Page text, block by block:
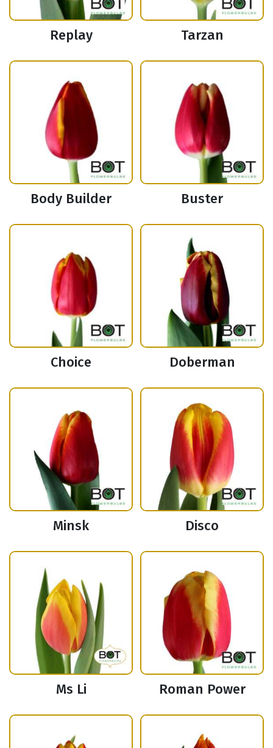
Replay Tarzan
Body Builder Buster
Choice Doberman
Minsk Disco
Ms Li Roman Power